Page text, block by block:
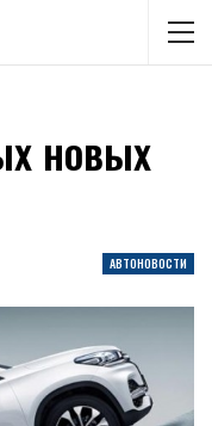
новых
АВТОНОВОСТИ